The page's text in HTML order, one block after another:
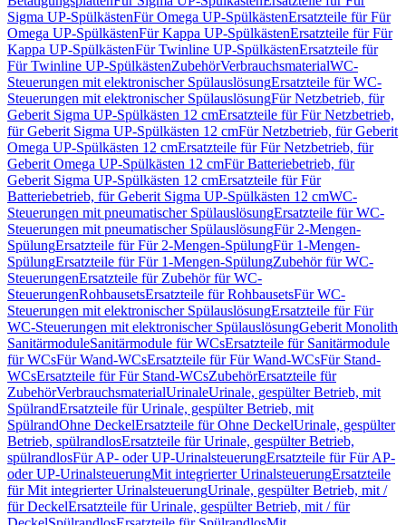
Sigma UP-SpülkästenFür Omega UP-SpülkästenErsatzteile für Für
Omega UP-SpülkästenFür Kappa UP-SpülkästenErsatzteile für Für
Kappa UP-SpülkästenFür Twinline UP-SpülkästenErsatzteile für
Für Twinline UP-SpülkästenZubehörVerbrauchsmaterialWC-
Steuerungen mit elektronischer SpülauslösungErsatzteile für WC-
Steuerungen mit elektronischer SpülauslösungFür Netzbetrieb, für
Geberit Sigma UP-Spülkästen 12 cmErsatzteile für Für Netzbetrieb,
für Geberit Sigma UP-Spülkästen 12 cmFür Netzbetrieb, für Geberit
Omega UP-Spülkästen 12 cmErsatzteile für Für Netzbetrieb, für
Geberit Omega UP-Spülkästen 12 cmFür Batteriebetrieb, für
Geberit Sigma UP-Spülkästen 12 cmErsatzteile für Für
Batteriebetrieb, für Geberit Sigma UP-Spülkästen 12 cmWC-
Steuerungen mit pneumatischer SpülauslösungErsatzteile für WC-
Steuerungen mit pneumatischer SpülauslösungFür 2-Mengen-
SpülungErsatzteile für Für 2-Mengen-SpülungFür 1-Mengen-
SpülungErsatzteile für Für 1-Mengen-SpülungZubehör für WC-
SteuerungenErsatzteile für Zubehör für WC-
SteuerungenRohbausetsErsatzteile für RohbausetsFür WC-
Steuerungen mit elektronischer SpülauslösungErsatzteile für Für
WC-Steuerungen mit elektronischer SpülauslösungGeberit Monolith
SanitärmoduleSanitärmodule für WCsErsatzteile für Sanitärmodule
für WCsFür Wand-WCsErsatzteile für Für Wand-WCsFür Stand-
WCsErsatzteile für Für Stand-WCsZubehörErsatzteile für
ZubehörVerbrauchsmaterialUrinaleUrinale, gespülter Betrieb, mit
SpülrandErsatzteile für Urinale, gespülter Betrieb, mit
SpülrandOhne DeckelErsatzteile für Ohne DeckelUrinale, gespülter
Betrieb, spülrandlosErsatzteile für Urinale, gespülter Betrieb,
spülrandlosFür AP- oder UP-UrinalsteuerungErsatzteile für Für AP-
oder UP-UrinalsteuerungMit integrierter UrinalsteuerungErsatzteile
für Mit integrierter UrinalsteuerungUrinale, gespülter Betrieb, mit /
für DeckelErsatzteile für Urinale, gespülter Betrieb, mit / für